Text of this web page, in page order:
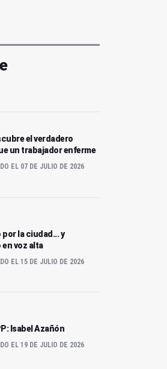
el verdadero
un trabajador enferme
EL 07 DE JULIO DE 2026
por la ciudad... y
voz alta
EL 15 DE JULIO DE 2026
Isabel Azañón
EL 19 DE JULIO DE 2026